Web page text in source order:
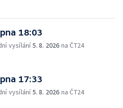
18:03
vysílání5. 8. 2026 na ČT24
17:33
vysílání5. 8. 2026 na ČT24